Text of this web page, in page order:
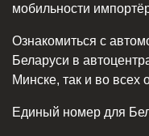
мобильности
Ознакомиться с
Беларуси в
Минске, так и во всех
Единый номер для